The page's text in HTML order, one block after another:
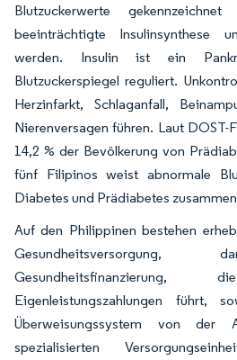
Blutzuckerwerte
beeinträchtigte Insulinsynthese
werden. Insulin ist ein
Blutzuckerspiegel reguliert.
Herzinfarkt, Schlaganfall,
Nierenversagen führen. Laut DOST-
14,2 % der Bevölkerung von
fünf Filipinos weist abnormale
Diabetes und Prädiabetes
Auf den Philippinen bestehen
Gesundheitsversorgung,
Eigenleistungszahlungen führt,
Überweisungssystem von der
spezialisierten